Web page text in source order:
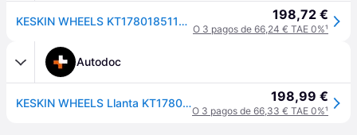
KESKIN WHEELS KT178018511230MBP Llanta Rims 198,72 €
O 3 pagos de 66,24 € TAE 0%¹
Autodoc
KESKIN WHEELS Llanta KT178018511230MBP 198,99 €
O 3 pagos de 66,33 € TAE 0%¹